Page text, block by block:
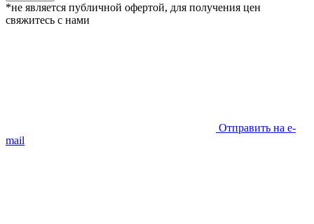
*не является публичной офертой, для получения цен
свяжитесь с нами
Отправить на e-
mail